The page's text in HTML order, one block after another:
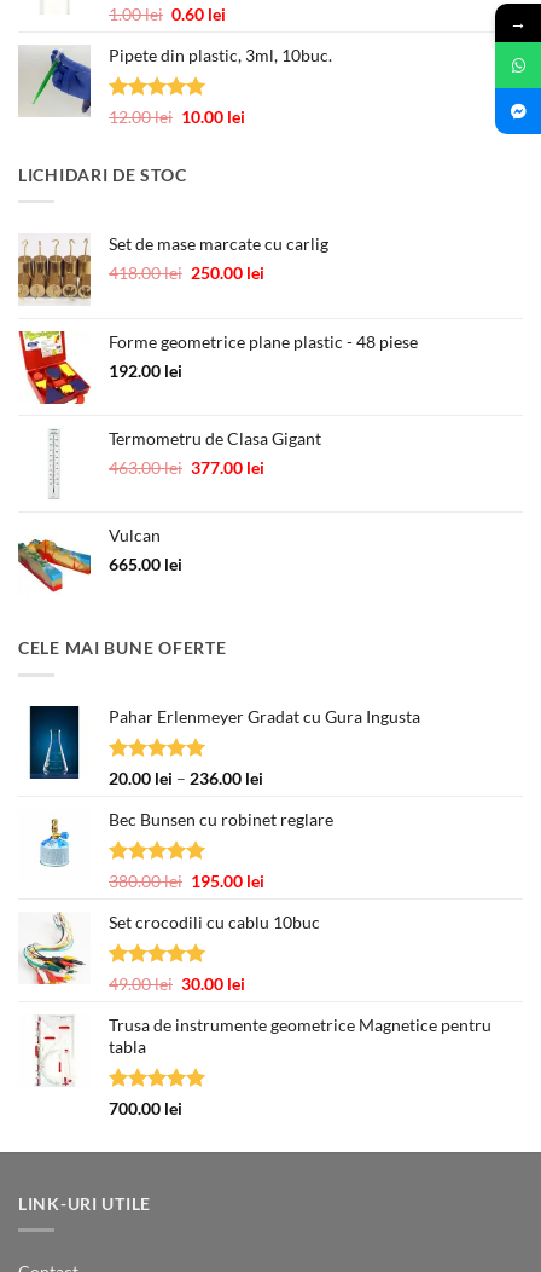
245.00 lei
Evaluat la
1.00lei Prețul
a
fost:
0.60 lei
este:
Pipete din plastic, 3ml, 10buc.
Evaluat la
12.00lei Prețul
fost:
10.00 lei
LICHIDARI DE STOC
Set de mase marcate cu carlig
418.00lei Prețul
fost:
250.00 lei
250.00 lei.
Forme geometrice plane plastic - 48 piese
192.00 lei
Termometru de Clasa Gigant
463.00lei Prețul
377.00 lei
Vulcan
665.00 lei
CELE MAI BUNE OFERTE
Pahar Erlenmeyer Gradat cu Gura Ingusta
Evaluat la
20.00 lei – 236.00 lei
prețuri:
la
236.00 lei
Bec Bunsen cu robinet reglare
Evaluat la
380.00lei Prețul
a
fost:
195.00 lei
este:
Set crocodili cu cablu 10buc
Evaluat la
49.00lei Prețul
a
49.00 lei.
30.00 lei
este:
Trusa de instrumente geometrice Magnetice pentru
tabla
Evaluat la
700.00 lei
LINK-URI UTILE
→